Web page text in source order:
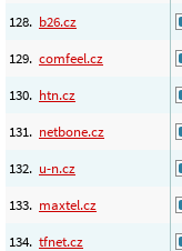
128. b26.cz
129. comfeel.cz
130. htn.cz
131. netbone.cz
132. u-n.cz
133. maxtel.cz
134. tfnet.cz